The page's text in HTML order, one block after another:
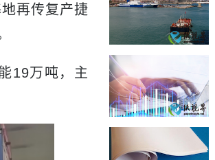
再传复产捷
19万吨，主